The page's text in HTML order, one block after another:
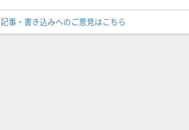
記事・書き込みへのご意見はこちら